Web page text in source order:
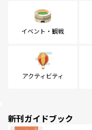
イベント・観戦
アクティビティ
新刊ガイドブック